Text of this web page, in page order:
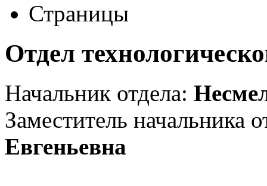
Страницы
Отдел
Начальник отдела:
Заместитель начальника
Евгеньевна